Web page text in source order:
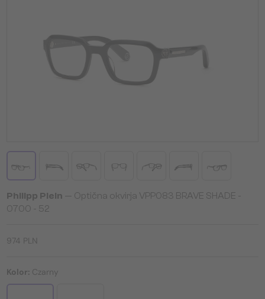
Philipp Plein — Optična okvirja VPP083 BRAVE SHADE -
0700 - 52
974 PLN
Kolor: Czarny